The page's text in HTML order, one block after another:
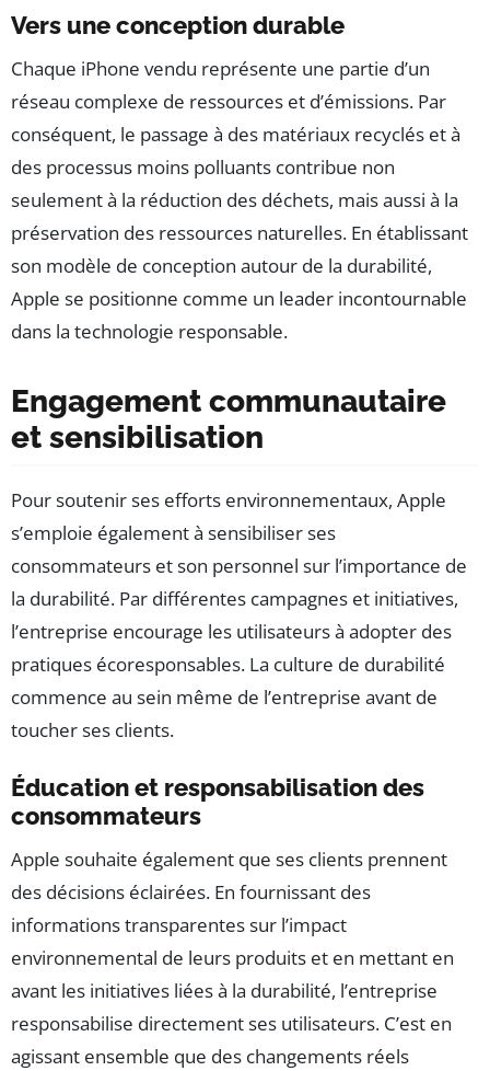
Vers une conception durable
Chaque iPhone vendu représente une partie d’un
réseau complexe de ressources et d’émissions. Par
conséquent, le passage à des matériaux recyclés et à
des processus moins polluants contribue non
seulement à la réduction des déchets, mais aussi à la
préservation des ressources naturelles. En établissant
son modèle de conception autour de la durabilité,
Apple se positionne comme un leader incontournable
dans la technologie responsable.
Engagement communautaire
et sensibilisation
Pour soutenir ses efforts environnementaux, Apple
s’emploie également à sensibiliser ses
consommateurs et son personnel sur l’importance de
la durabilité. Par différentes campagnes et initiatives,
l’entreprise encourage les utilisateurs à adopter des
pratiques écoresponsables. La culture de durabilité
commence au sein même de l’entreprise avant de
toucher ses clients.
Éducation et responsabilisation des
consommateurs
Apple souhaite également que ses clients prennent
des décisions éclairées. En fournissant des
informations transparentes sur l’impact
environnemental de leurs produits et en mettant en
avant les initiatives liées à la durabilité, l’entreprise
responsabilise directement ses utilisateurs. C’est en
agissant ensemble que des changements réels